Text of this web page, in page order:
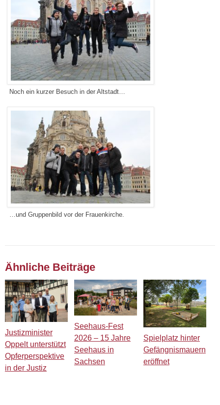
Noch ein kurzer Besuch in der Altstadt…
…und Gruppenbild vor der Frauenkirche.
Ähnliche Beiträge
Justizminister
Oppelt unterstützt
Opferperspektive
in der Justiz
Seehaus-Fest
2026 – 15 Jahre
Seehaus in
Sachsen
Spielplatz hinter
Gefängnismauern
eröffnet